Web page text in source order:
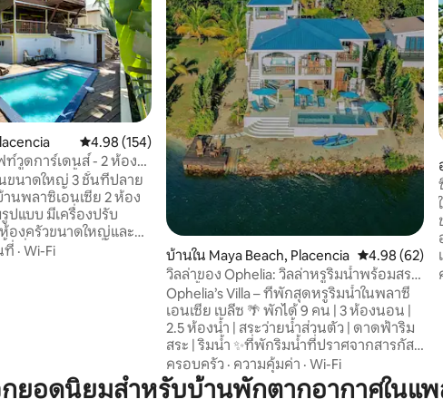
คะแนนเฉลี่ย 4.98 จาก 5, 154 รีวิว
4.98 (154)
ท์วูดการ์เดนส์ - 2 ห้อง
มสระว่ายน้ำ
ขนาดใหญ่ 3 ชั้นที่ปลาย
าซิเอนเซีย 2 ห้อง
ปแบบ มีเครื่องปรับ
องครัวขนาดใหญ่และมี
ที่ในและนอกที่พัก
าด!
ที่ · Wi-Fi บ้านใน Maya Beach, Placencia คะแนนเฉลี่ย
4.98 (62)
วิลล่าของ Ophelia: วิลล่าหรูริมน้ำพร้อมสระ
ว่ายน้ำส่วนตัว
Ophelia’s Villa – ที่พักสุดหรูริมน้ำในพลาซี
เอนเซีย เบลีซ 🌴 พักได้ 9 คน | 3 ห้องนอน |
2.5 ห้องน้ำ | สระว่ายน้ำส่วนตัว | ดาดฟ้าริม
สระ | ริมน้ำ ✨ที่พักริมน้ำที่ปราศจากสารกัส
ซัม✨ เพลิดเพลินกับความงามของเบลีซโดย
ไม่ต้องกังวลเรื่องสาหร่ายทะเล ที่พักตั้งอยู่
บนอ่าวพลาซิเอนเซีย เพลิดเพลินกับวิวริมน้ำ
ครอบครัว · ความคุ้มค่า · Wi-Fi
ยอดนิยมสำหรับบ้านพักตากอากาศในแพ